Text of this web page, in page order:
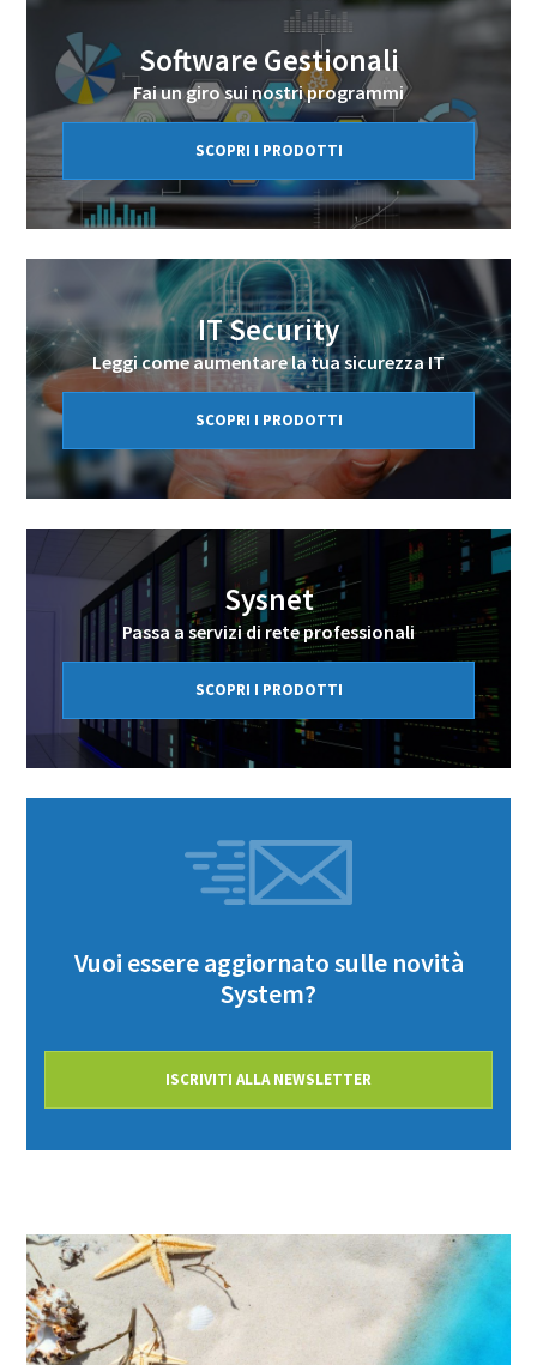
Software Gestionali
Fai un giro sui nostri programmi
SCOPRI I PRODOTTI
IT Security
Leggi come aumentare la tua sicurezza IT
SCOPRI I PRODOTTI
Sysnet
Passa a servizi di rete professionali
SCOPRI I PRODOTTI
Vuoi essere aggiornato sulle novità
System?
ISCRIVITI ALLA NEWSLETTER